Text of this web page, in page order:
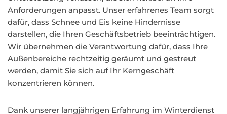
Anforderungen anpasst. Unser erfahrenes Team sorgt
dafür, dass Schnee und Eis keine Hindernisse
darstellen, die Ihren Geschäftsbetrieb beeinträchtigen.
Wir übernehmen die Verantwortung dafür, dass Ihre
Außenbereiche rechtzeitig geräumt und gestreut
werden, damit Sie sich auf Ihr Kerngeschäft
konzentrieren können.
Dank unserer langjährigen Erfahrung im Winterdienst